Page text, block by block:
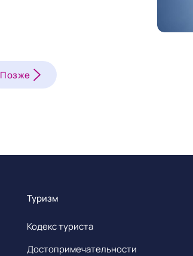
Позже
Туризм
Кодекс туриста
Достопримечательности